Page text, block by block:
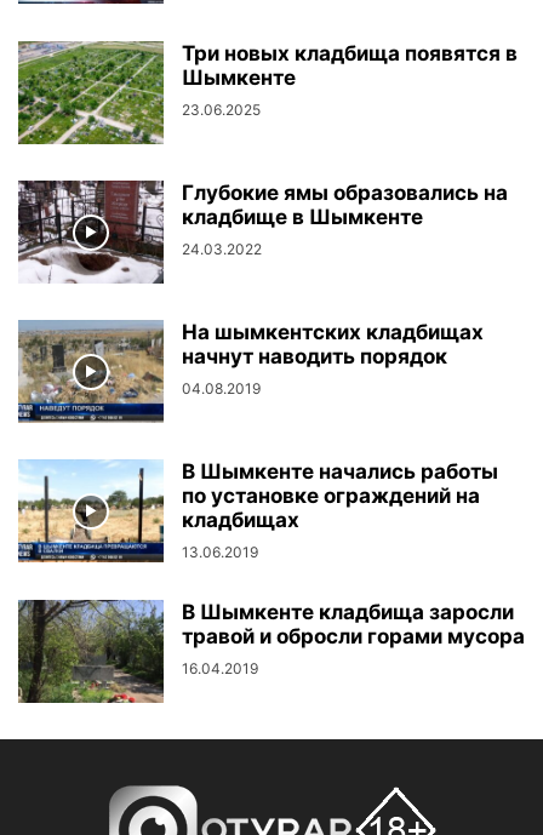
Три новых кладбища появятся в
Шымкенте
23.06.2025
Глубокие ямы образовались на
кладбище в Шымкенте
24.03.2022
На шымкентских кладбищах
начнут наводить порядок
04.08.2019
В Шымкенте начались работы
по установке ограждений на
кладбищах
13.06.2019
В Шымкенте кладбища заросли
травой и обросли горами мусора
16.04.2019